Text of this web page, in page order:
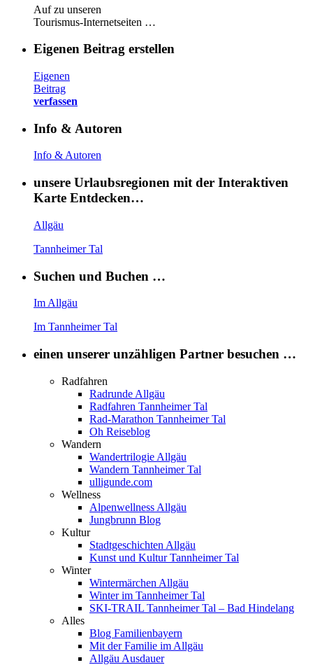
Auf zu unseren
Tourismus-Internetseiten …
Eigenen Beitrag erstellen
Eigenen
Beitrag
verfassen
Info & Autoren
Info & Autoren
unsere Urlaubsregionen mit der Interaktiven
Karte Entdecken…
Allgäu
Tannheimer Tal
Suchen und Buchen …
Im Allgäu
Im Tannheimer Tal
einen unserer unzähligen Partner besuchen …
Radfahren
Radrunde Allgäu
Radfahren Tannheimer Tal
Rad-Marathon Tannheimer Tal
Oh Reiseblog
Wandern
Wandertrilogie Allgäu
Wandern Tannheimer Tal
ulligunde.com
Wellness
Alpenwellness Allgäu
Jungbrunn Blog
Kultur
Stadtgeschichten Allgäu
Kunst und Kultur Tannheimer Tal
Winter
Wintermärchen Allgäu
Winter im Tannheimer Tal
SKI-TRAIL Tannheimer Tal – Bad Hindelang
Alles
Blog Familienbayern
Mit der Familie im Allgäu
Allgäu Ausdauer